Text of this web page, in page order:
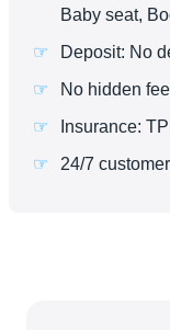
Baby seat,
Deposit: No
No hidden
Insurance:
24/7